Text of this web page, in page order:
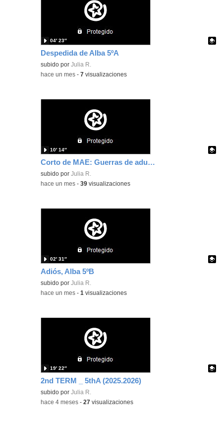
Despedida de Alba 5ºA
Contenido educativo.
subido porJulia R.
04′ 23″
-hace un mes -7 visualizaciones
Corto de MAE: Guerras de adultos, vidas de niños
Contenido educativo.
subido porJulia R.
10′ 14″
-hace un mes -39 visualizaciones
Adiós, Alba 5ºB
Contenido educativo.
subido porJulia R.
02′ 31″
-hace un mes -1 visualizaciones
2nd TERM _ 5thA (2025.2026)
Contenido educativo.
subido porJulia R.
19′ 22″
-hace 4 meses -27 visualizaciones